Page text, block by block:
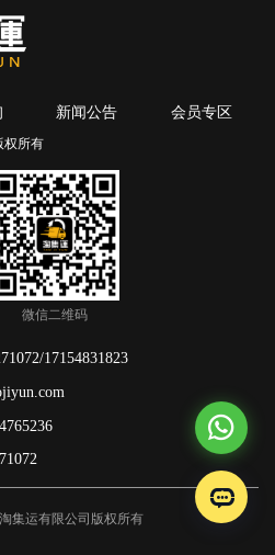
新闻公告 会员专区
权所有
微信二维码
17154831823
集运有限公司版权所有